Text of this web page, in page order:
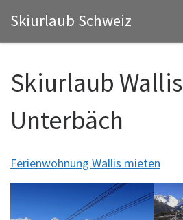
Zum Inhalt springen
Skiurlaub Schweiz
Skiurlaub Wallis
Unterbäch
Ferienwohnung Wallis mieten